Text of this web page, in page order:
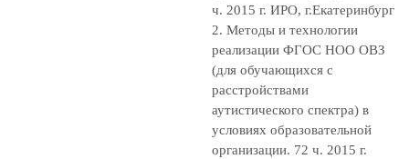
ч. 2015 г. ИРО, г.Екатеринбург
2. Методы и технологии
реализации ФГОС НОО ОВЗ
(для обучающихся с
расстройствами
аутистического спектра) в
условиях образовательной
организации. 72 ч. 2015 г.